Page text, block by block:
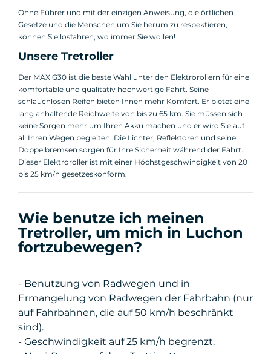
Ohne Führer und mit der einzigen Anweisung, die örtlichen
Gesetze und die Menschen um Sie herum zu respektieren,
können Sie losfahren, wo immer Sie wollen!
Unsere Tretroller
Der MAX G30 ist die beste Wahl unter den Elektrorollern für eine
komfortable und qualitativ hochwertige Fahrt. Seine
schlauchlosen Reifen bieten Ihnen mehr Komfort. Er bietet eine
lang anhaltende Reichweite von bis zu 65 km. Sie müssen sich
keine Sorgen mehr um Ihren Akku machen und er wird Sie auf
all Ihren Wegen begleiten. Die Lichter, Reflektoren und seine
Doppelbremsen sorgen für Ihre Sicherheit während der Fahrt.
Dieser Elektroroller ist mit einer Höchstgeschwindigkeit von 20
bis 25 km/h gesetzeskonform.
Wie benutze ich meinen
Tretroller, um mich in Luchon
fortzubewegen?
- Benutzung von Radwegen und in
Ermangelung von Radwegen der Fahrbahn (nur
auf Fahrbahnen, die auf 50 km/h beschränkt
sind).
- Geschwindigkeit auf 25 km/h begrenzt.